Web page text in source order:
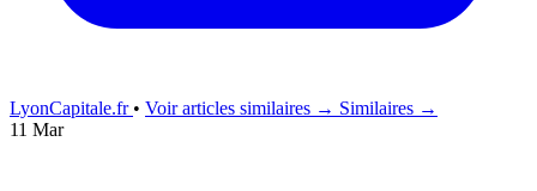
LyonCapitale.fr • Voir articles similaires → Similaires →
11 Mar